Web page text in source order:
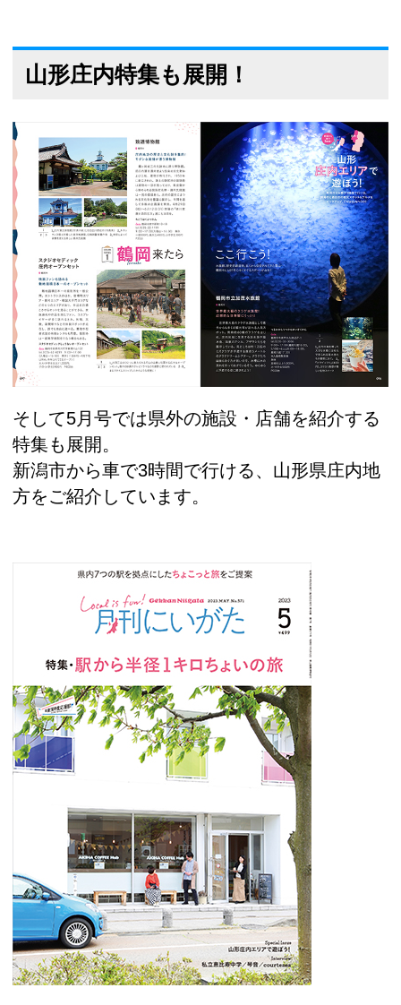
山形庄内特集も展開！
そして5月号では県外の施設・店舗を紹介する
特集も展開。
新潟市から車で3時間で行ける、山形県庄内地
方をご紹介しています。